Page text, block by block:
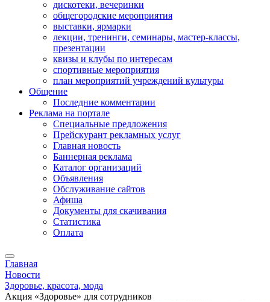
дискотеки, вечеринки
общегородские мероприятия
выставки, ярмарки
лекции, тренинги, семинары, мастер-классы,
презентации
квизы и клубы по интересам
спортивные мероприятия
план мероприятий учреждений культуры
Общение
Последние комментарии
Реклама на портале
Специальные предложения
Прейскурант рекламных услуг
Главная новость
Баннерная реклама
Каталог организаций
Объявления
Обслуживание сайтов
Афиша
Документы для скачивания
Статистика
Оплата
Главная
Новости
Здоровье, красота, мода
Акция «Здоровье» для сотрудников